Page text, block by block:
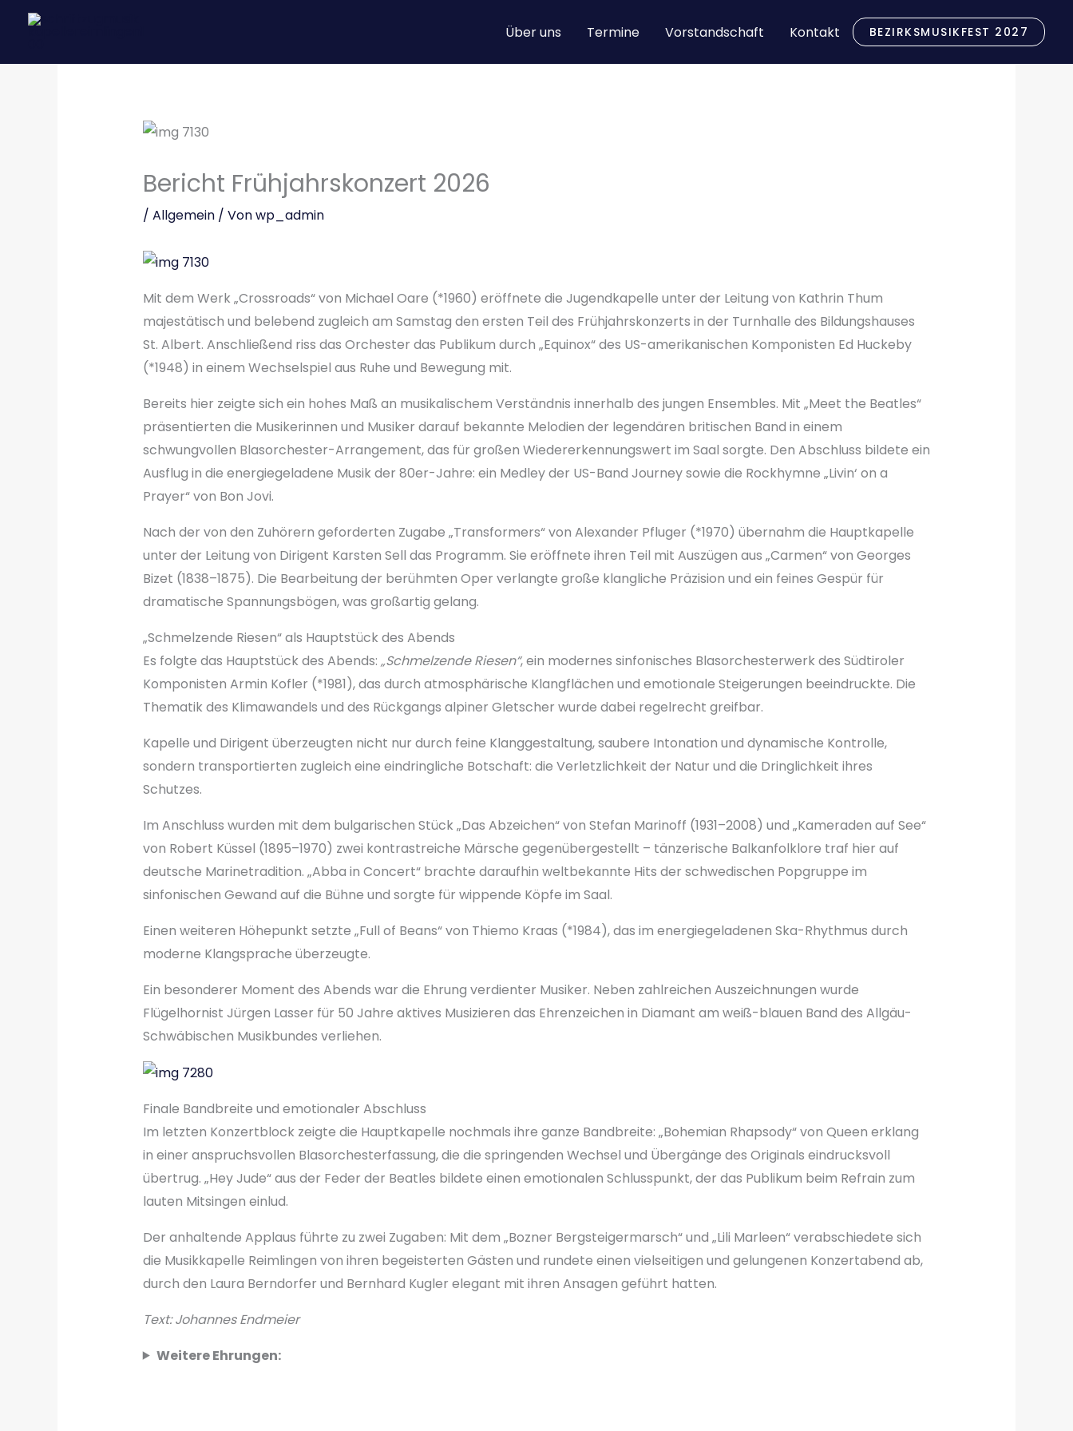
Über uns Termine Vorstandschaft Kontakt BEZIRKSMUSIKFEST 2027
Bericht Frühjahrskonzert 2026
/ Allgemein/ Vonwp_admin
Mit dem Werk „Crossroads“ von Michael Oare (*1960) eröffnete die Jugendkapelle unter der Leitung von Kathrin Thum
majestätisch und belebend zugleich am Samstag den ersten Teil des Frühjahrskonzerts in der Turnhalle des Bildungshauses
St. Albert. Anschließend riss das Orchester das Publikum durch „Equinox“ des US-amerikanischen Komponisten Ed Huckeby
(*1948) in einem Wechselspiel aus Ruhe und Bewegung mit.
Bereits hier zeigte sich ein hohes Maß an musikalischem Verständnis innerhalb des jungen Ensembles. Mit „Meet the Beatles“
präsentierten die Musikerinnen und Musiker darauf bekannte Melodien der legendären britischen Band in einem
schwungvollen Blasorchester-Arrangement, das für großen Wiedererkennungswert im Saal sorgte. Den Abschluss bildete ein
Ausflug in die energiegeladene Musik der 80er-Jahre: ein Medley der US-Band Journey sowie die Rockhymne „Livin‘ on a
Prayer“ von Bon Jovi.
Nach der von den Zuhörern geforderten Zugabe „Transformers“ von Alexander Pfluger (*1970) übernahm die Hauptkapelle
unter der Leitung von Dirigent Karsten Sell das Programm. Sie eröffnete ihren Teil mit Auszügen aus „Carmen“ von Georges
Bizet (1838–1875). Die Bearbeitung der berühmten Oper verlangte große klangliche Präzision und ein feines Gespür für
dramatische Spannungsbögen, was großartig gelang.
„Schmelzende Riesen“ als Hauptstück des Abends
Es folgte das Hauptstück des Abends: „Schmelzende Riesen“, ein modernes sinfonisches Blasorchesterwerk des Südtiroler
Komponisten Armin Kofler (*1981), das durch atmosphärische Klangflächen und emotionale Steigerungen beeindruckte. Die
Thematik des Klimawandels und des Rückgangs alpiner Gletscher wurde dabei regelrecht greifbar.
Kapelle und Dirigent überzeugten nicht nur durch feine Klanggestaltung, saubere Intonation und dynamische Kontrolle,
sondern transportierten zugleich eine eindringliche Botschaft: die Verletzlichkeit der Natur und die Dringlichkeit ihres
Schutzes.
Im Anschluss wurden mit dem bulgarischen Stück „Das Abzeichen“ von Stefan Marinoff (1931–2008) und „Kameraden auf See“
von Robert Küssel (1895–1970) zwei kontrastreiche Märsche gegenübergestellt – tänzerische Balkanfolklore traf hier auf
deutsche Marinetradition. „Abba in Concert“ brachte daraufhin weltbekannte Hits der schwedischen Popgruppe im
sinfonischen Gewand auf die Bühne und sorgte für wippende Köpfe im Saal.
Einen weiteren Höhepunkt setzte „Full of Beans“ von Thiemo Kraas (*1984), das im energiegeladenen Ska-Rhythmus durch
moderne Klangsprache überzeugte.
Ein besonderer Moment des Abends war die Ehrung verdienter Musiker. Neben zahlreichen Auszeichnungen wurde
Flügelhornist Jürgen Lasser für 50 Jahre aktives Musizieren das Ehrenzeichen in Diamant am weiß-blauen Band des Allgäu-
Schwäbischen Musikbundes verliehen.
Finale Bandbreite und emotionaler Abschluss
Im letzten Konzertblock zeigte die Hauptkapelle nochmals ihre ganze Bandbreite: „Bohemian Rhapsody“ von Queen erklang
in einer anspruchsvollen Blasorchesterfassung, die die springenden Wechsel und Übergänge des Originals eindrucksvoll
übertrug. „Hey Jude“ aus der Feder der Beatles bildete einen emotionalen Schlusspunkt, der das Publikum beim Refrain zum
lauten Mitsingen einlud.
Der anhaltende Applaus führte zu zwei Zugaben: Mit dem „Bozner Bergsteigermarsch“ und „Lili Marleen“ verabschiedete sich
die Musikkapelle Reimlingen von ihren begeisterten Gästen und rundete einen vielseitigen und gelungenen Konzertabend ab,
durch den Laura Berndorfer und Bernhard Kugler elegant mit ihren Ansagen geführt hatten.
Text: Johannes Endmeier
Weitere Ehrungen: